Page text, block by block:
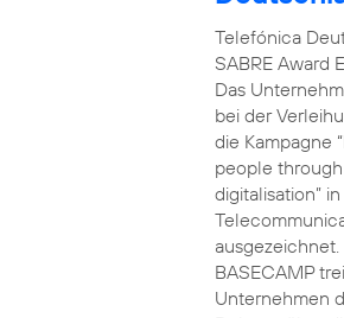
Telefónica
SABRE Award
Das
bei der
die Kampagne
people
digitalisation”
BASECAMP
Unternehmen